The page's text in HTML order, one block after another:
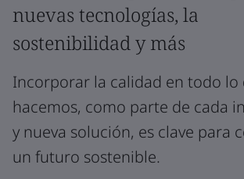
nuevas tecnologías, la
sostenibilidad y más
Incorporar la calidad en todo lo
hacemos, como parte de cada
y nueva solución, es clave para
un futuro sostenible.